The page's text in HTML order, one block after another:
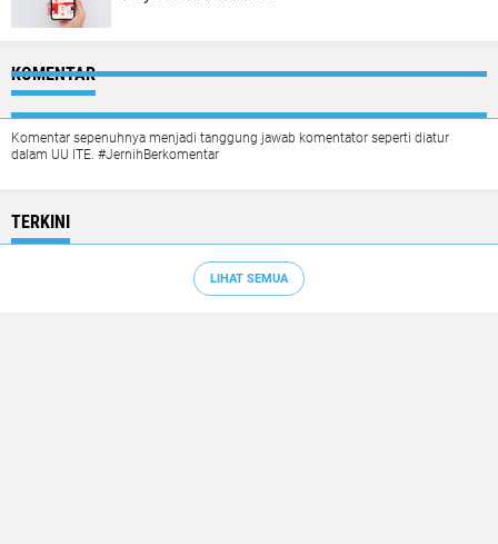
KOMENTAR
Komentar sepenuhnya menjadi tanggung jawab komentator seperti diatur
dalam UU ITE. #JernihBerkomentar
TERKINI
LIHAT SEMUA